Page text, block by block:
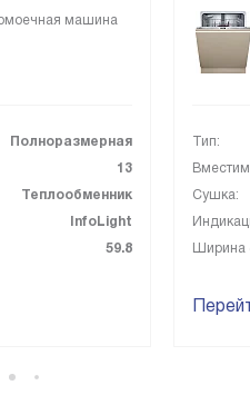
машина
Полноразмерная
13
Теплообменник
InfoLight
59.8
Тип:
Сушка:
Ширина